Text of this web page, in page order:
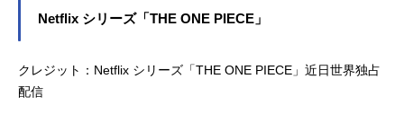
Netflix シリーズ「THE ONE PIECE」
クレジット：Netflix シリーズ「THE ONE PIECE」近日世界独占
配信